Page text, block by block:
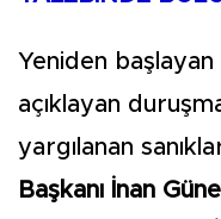
Yeniden
açıklayan
yargılanan
Başkanı İnan